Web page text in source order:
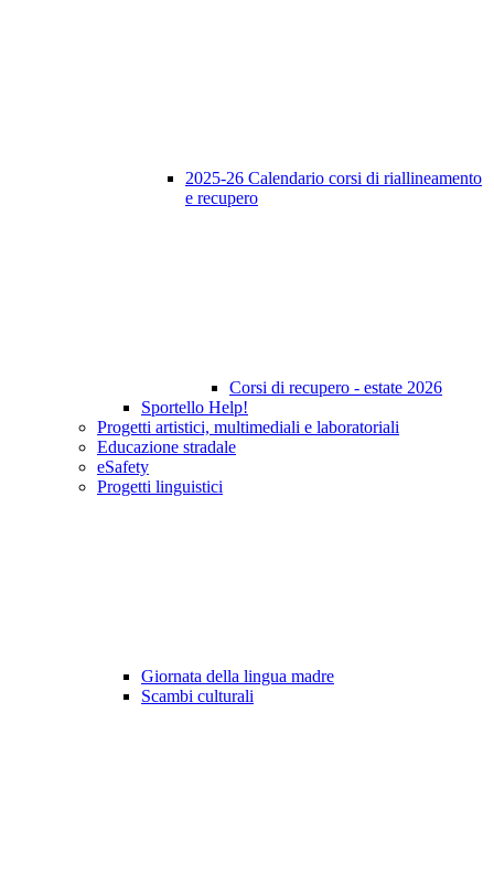
2025-26 Calendario corsi di riallineamento
e recupero
Corsi di recupero - estate 2026
Sportello Help!
Progetti artistici, multimediali e laboratoriali
Educazione stradale
eSafety
Progetti linguistici
Giornata della lingua madre
Scambi culturali